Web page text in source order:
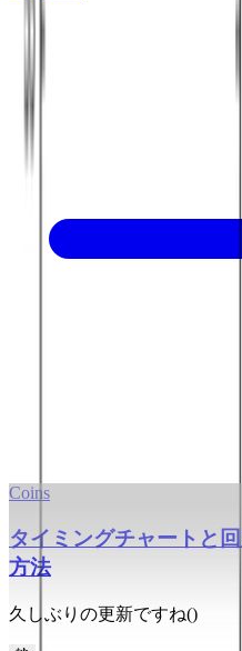
Coins
タイミングチャートと
方法
久しぶりの更新ですね()